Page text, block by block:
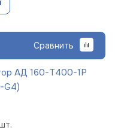
Сравнить
АД 160-Т400-1Р
G4)